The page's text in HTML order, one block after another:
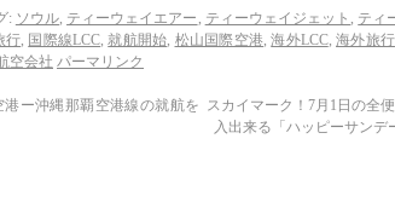
: ソウル, ティーウェイエアー , ティーウェイジェット , ティ
行, 国際線LCC,就航開始, 松山国際空港,海外LCC, 海外旅行
空会社 パーマリンク
ー沖縄那覇空港線の就航を スカイマーク！7月1日の全
入出来る「ハッピーサンデ